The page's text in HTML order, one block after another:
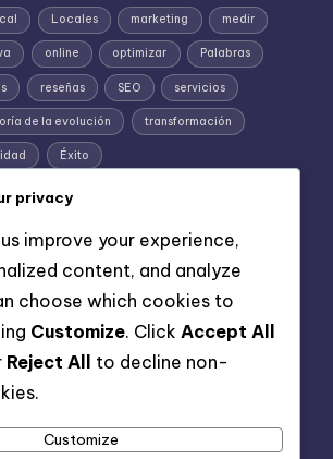
Locales marketing medir
online optimizar Palabras
reseñas SEO servicios
de la evolución transformación
Éxito
privacy
improve your experience,
content, and analyze
choose which cookies to
Customize. Click Accept All
Reject All
to decline non-
Customize